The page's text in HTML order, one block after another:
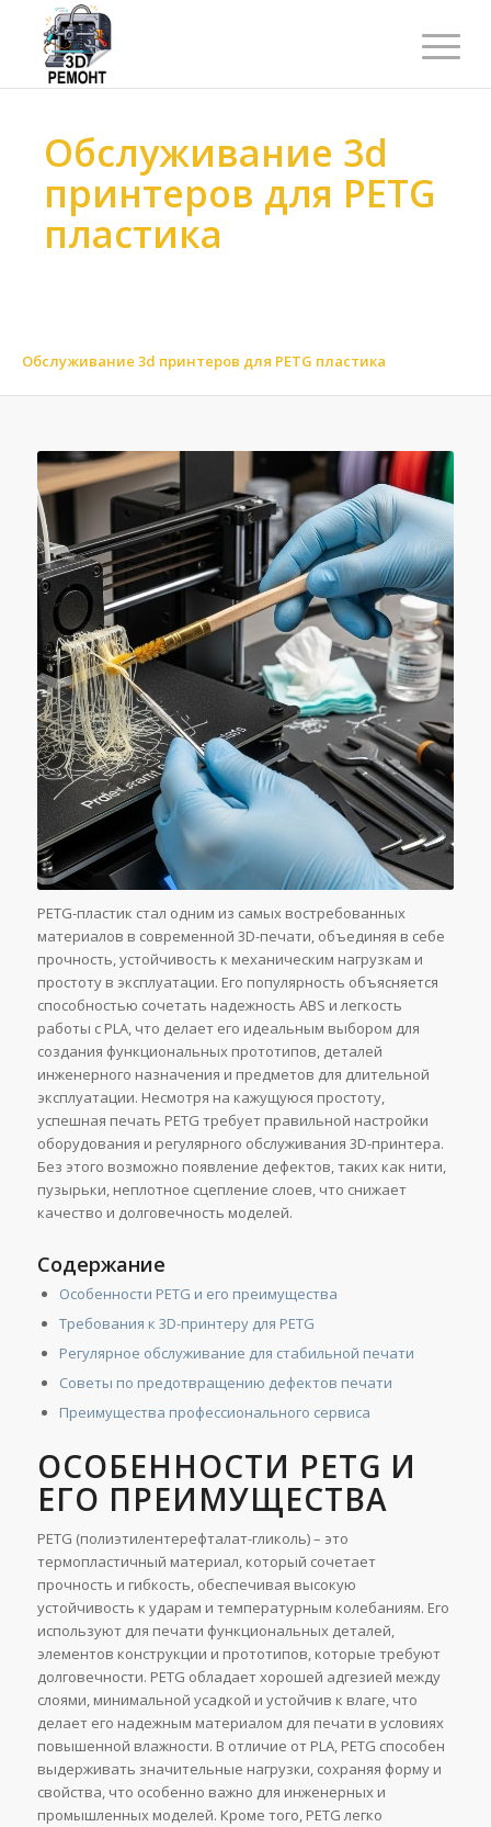
Обслуживание 3d
принтеров для PETG
пластика
Обслуживание 3d принтеров для PETG пластика
PETG-пластик стал одним из самых востребованных
материалов в современной 3D-печати, объединяя в себе
прочность, устойчивость к механическим нагрузкам и
простоту в эксплуатации. Его популярность объясняется
способностью сочетать надежность ABS и легкость
работы с PLA, что делает его идеальным выбором для
создания функциональных прототипов, деталей
инженерного назначения и предметов для длительной
эксплуатации. Несмотря на кажущуюся простоту,
успешная печать PETG требует правильной настройки
оборудования и регулярного обслуживания 3D-принтера.
Без этого возможно появление дефектов, таких как нити,
пузырьки, неплотное сцепление слоев, что снижает
качество и долговечность моделей.
Содержание
Особенности PETG и его преимущества
Требования к 3D-принтеру для PETG
Регулярное обслуживание для стабильной печати
Советы по предотвращению дефектов печати
Преимущества профессионального сервиса
ОСОБЕННОСТИ PETG И
ЕГО ПРЕИМУЩЕСТВА
PETG (полиэтилентерефталат-гликоль) – это
термопластичный материал, который сочетает
прочность и гибкость, обеспечивая высокую
устойчивость к ударам и температурным колебаниям. Его
используют для печати функциональных деталей,
элементов конструкции и прототипов, которые требуют
долговечности. PETG обладает хорошей адгезией между
слоями, минимальной усадкой и устойчив к влаге, что
делает его надежным материалом для печати в условиях
повышенной влажности. В отличие от PLA, PETG способен
выдерживать значительные нагрузки, сохраняя форму и
свойства, что особенно важно для инженерных и
промышленных моделей. Кроме того, PETG легко